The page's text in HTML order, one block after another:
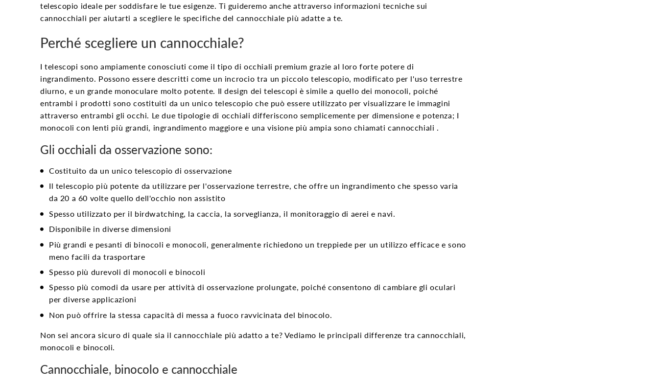
telescopio ideale per soddisfare le tue esigenze. Ti guideremo anche attraverso informazioni tecniche sui
cannocchiali per aiutarti a scegliere le specifiche del cannocchiale più adatte a te.
Perché scegliere un cannocchiale?
I telescopi sono ampiamente conosciuti come il tipo di occhiali premium grazie al loro forte potere di
ingrandimento. Possono essere descritti come un incrocio tra un piccolo telescopio, modificato per l'uso terrestre
diurno, e un grande monoculare molto potente. Il design deitelescopi è simile a quello dei monocoli, poiché
entrambi i prodotti sono costituiti da un unico telescopio che può essere utilizzato per visualizzare le immagini
attraverso entrambi gli occhi. Le due tipologie di occhiali differiscono semplicemente per dimensione e potenza; I
monocoli con lenti più grandi, ingrandimento maggiore e una visione più ampia sono chiamaticannocchiali
Gli occhiali da osservazione sono:
Costituito da un unico telescopio di osservazione
Il telescopio più potente da utilizzare per l'osservazione terrestre, che offre un ingrandimento che spesso varia
da 20 a 60 volte quello dell'occhio non assistito
Spesso utilizzato per il birdwatching, la caccia, la sorveglianza, il monitoraggio di aerei e navi.
Disponibile in diverse dimensioni
Più grandi e pesanti di binocoli e monocoli, generalmente richiedono un treppiede per un utilizzo efficace e sono
meno facili da trasportare
Spesso più durevoli di monocoli e binocoli
Spesso più comodi da usare per attività di osservazione prolungate, poiché consentono di cambiare gli oculari
per diverse applicazioni
Non può offrire la stessa capacità di messa a fuoco ravvicinata del binocolo.
Non sei ancora sicuro di quale sia il cannocchiale più adatto a te? Vediamo le principali differenze tra cannocchiali,
monocoli e binocoli.
Cannocchiale, binocolo e cannocchiale